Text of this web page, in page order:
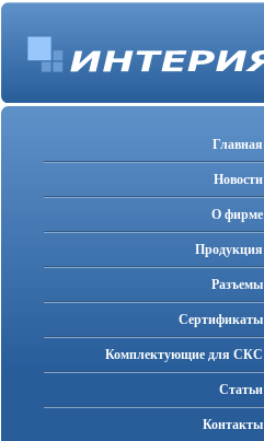
Главная
Новости
О фирме
Продукция
Разъемы
Cертификаты
Комплектующие для СКС
Статьи
Контакты